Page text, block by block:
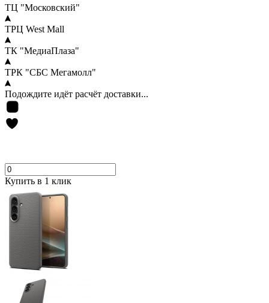
ТЦ "Московский"
ТРЦ West Mall
ТК "МедиаПлаза"
ТРК "СБС Мегамолл"
Подождите идёт расчёт доставки...
Купить в 1 клик